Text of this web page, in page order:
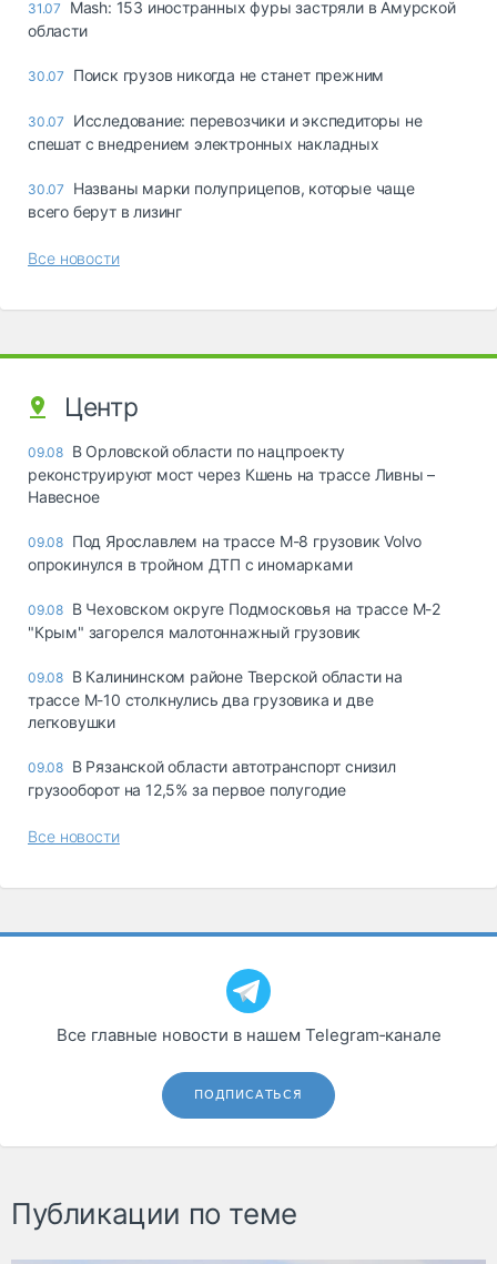
31.07
Mash: 153 иностранных фуры застряли в Амурской
области
30.07 Поиск грузов никогда не станет прежним
30.07
Исследование: перевозчики и экспедиторы не
спешат с внедрением электронных накладных
30.07
Названы марки полуприцепов, которые чаще
всего берут в лизинг
Все новости
Центр
09.08 В Орловской области по нацпроекту
реконструируют мост через Кшень на трассе Ливны –
Навесное
09.08 Под Ярославлем на трассе М-8 грузовик Volvo
опрокинулся в тройном ДТП с иномарками
09.08 В Чеховском округе Подмосковья на трассе М-2
"Крым" загорелся малотоннажный грузовик
09.08 В Калининском районе Тверской области на
трассе М-10 столкнулись два грузовика и две
легковушки
09.08 В Рязанской области автотранспорт снизил
грузооборот на 12,5% за первое полугодие
Все новости
Все главные новости в нашем Telegram‑канале
ПОДПИСАТЬСЯ
Публикации по теме